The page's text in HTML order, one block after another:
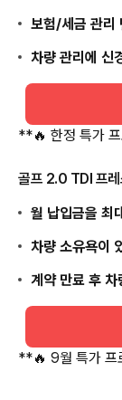
보험/세금 관리
차량 관리에 신
**🔥 한정 특가
골프 2.0 TDI 프레
월 납입금을 최
차량 소유욕이
계약 만료 후
**🔥 9월 특가 프